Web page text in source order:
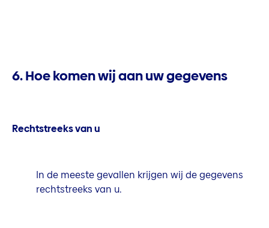
6. Hoe komen wij aan uw gegevens
Rechtstreeks van u
In de meeste gevallen krijgen wij de gegevens
rechtstreeks van u.